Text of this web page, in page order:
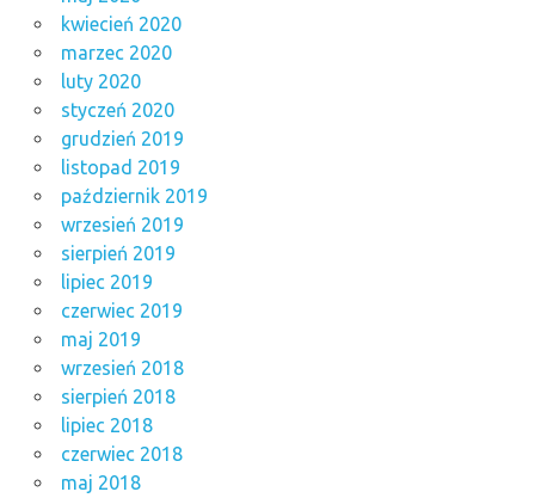
kwiecień 2020
marzec 2020
luty 2020
styczeń 2020
grudzień 2019
listopad 2019
październik 2019
wrzesień 2019
sierpień 2019
lipiec 2019
czerwiec 2019
maj 2019
wrzesień 2018
sierpień 2018
lipiec 2018
czerwiec 2018
maj 2018